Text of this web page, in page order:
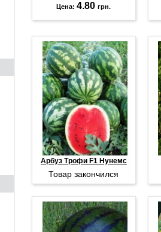
Цена:4.80грн.
Арбуз Трофи F1 Нунемс
Товар закончился